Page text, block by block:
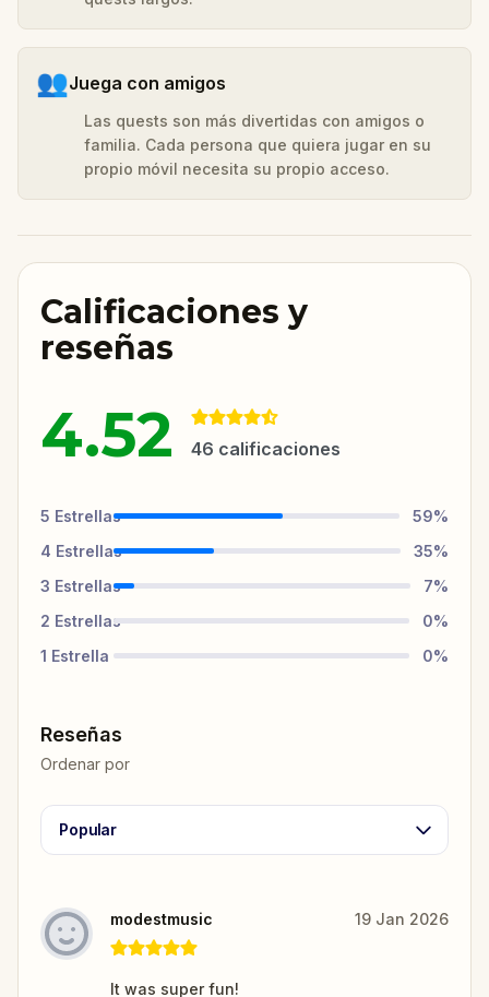
👥Juega con amigos
Las quests son más divertidas con amigos o
familia. Cada persona que quiera jugar en su
propio móvil necesita su propio acceso.
Calificaciones y
reseñas
4.52 46 calificaciones
5 Estrellas 59%
4 Estrellas 35%
3 Estrellas 7%
2 Estrellas 0%
1 Estrella 0%
Reseñas
Ordenar por
Popular
modestmusic 19 Jan 2026
It was super fun!